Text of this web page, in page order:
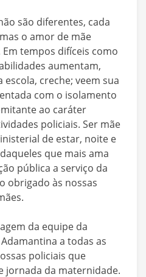
são diferentes, cada
o amor de mãe
tempos difíceis como
aumentam,
creche; veem sua
com o isolamento
ao caráter
policiais. Ser mãe
de estar, noite e
que mais ama
pública a serviço da
obrigado às nossas
da equipe da
a todas as
policiais que
jornada da maternidade.